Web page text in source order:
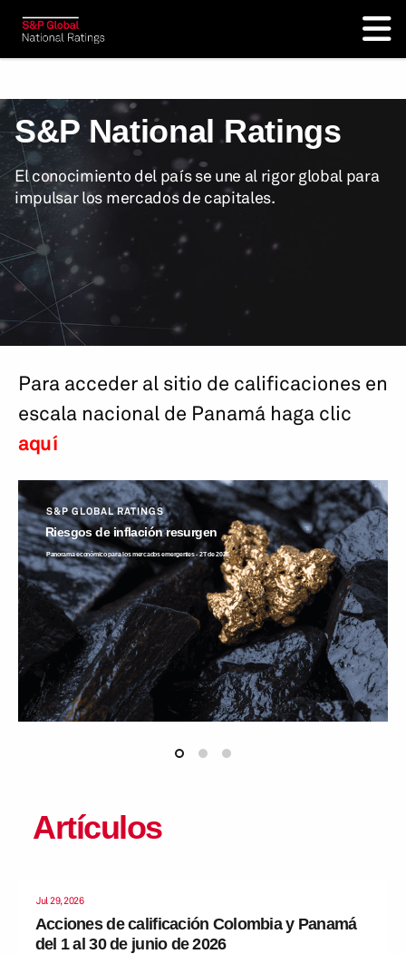
S&P National Ratings
El conocimiento del país se une al rigor global para
impulsar los mercados de capitales.
Para acceder al sitio de calificaciones en
escala nacional de Panamá haga clic
aquí
S&P GLOBAL RATINGS
Riesgos de inflación resurgen
Panorama económico para los mercados emergentes - 2T de 2026
Artículos
Jul 29, 2026
Acciones de calificación Colombia y Panamá
del 1 al 30 de junio de 2026